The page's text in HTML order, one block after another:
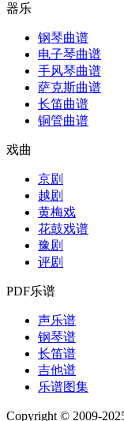
器乐
钢琴曲谱
电子琴曲谱
手风琴曲谱
萨克斯曲谱
长笛曲谱
铜管曲谱
戏曲
京剧
越剧
黄梅戏
花鼓戏谱
豫剧
评剧
PDF乐谱
声乐谱
钢琴谱
长笛谱
吉他谱
乐谱图集
Copyright © 2009-